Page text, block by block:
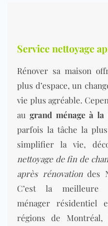
Service nettoyage
Rénover sa maison
plus d’espace, un
vie plus agréable.
au grand ménage à
parfois la tâche la
simplifier la vie,
nettoyage de fin de
après rénovationdes
C’est la meilleure
ménager résidentiel
régions de Montréal,